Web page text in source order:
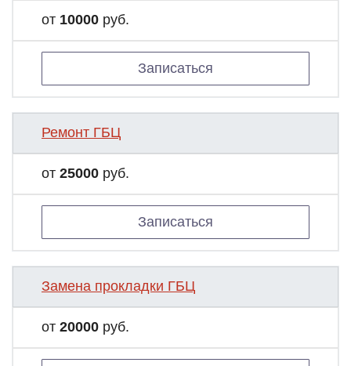
от 10000 руб.
Записаться
Ремонт ГБЦ
от 25000 руб.
Записаться
Замена прокладки ГБЦ
от 20000 руб.